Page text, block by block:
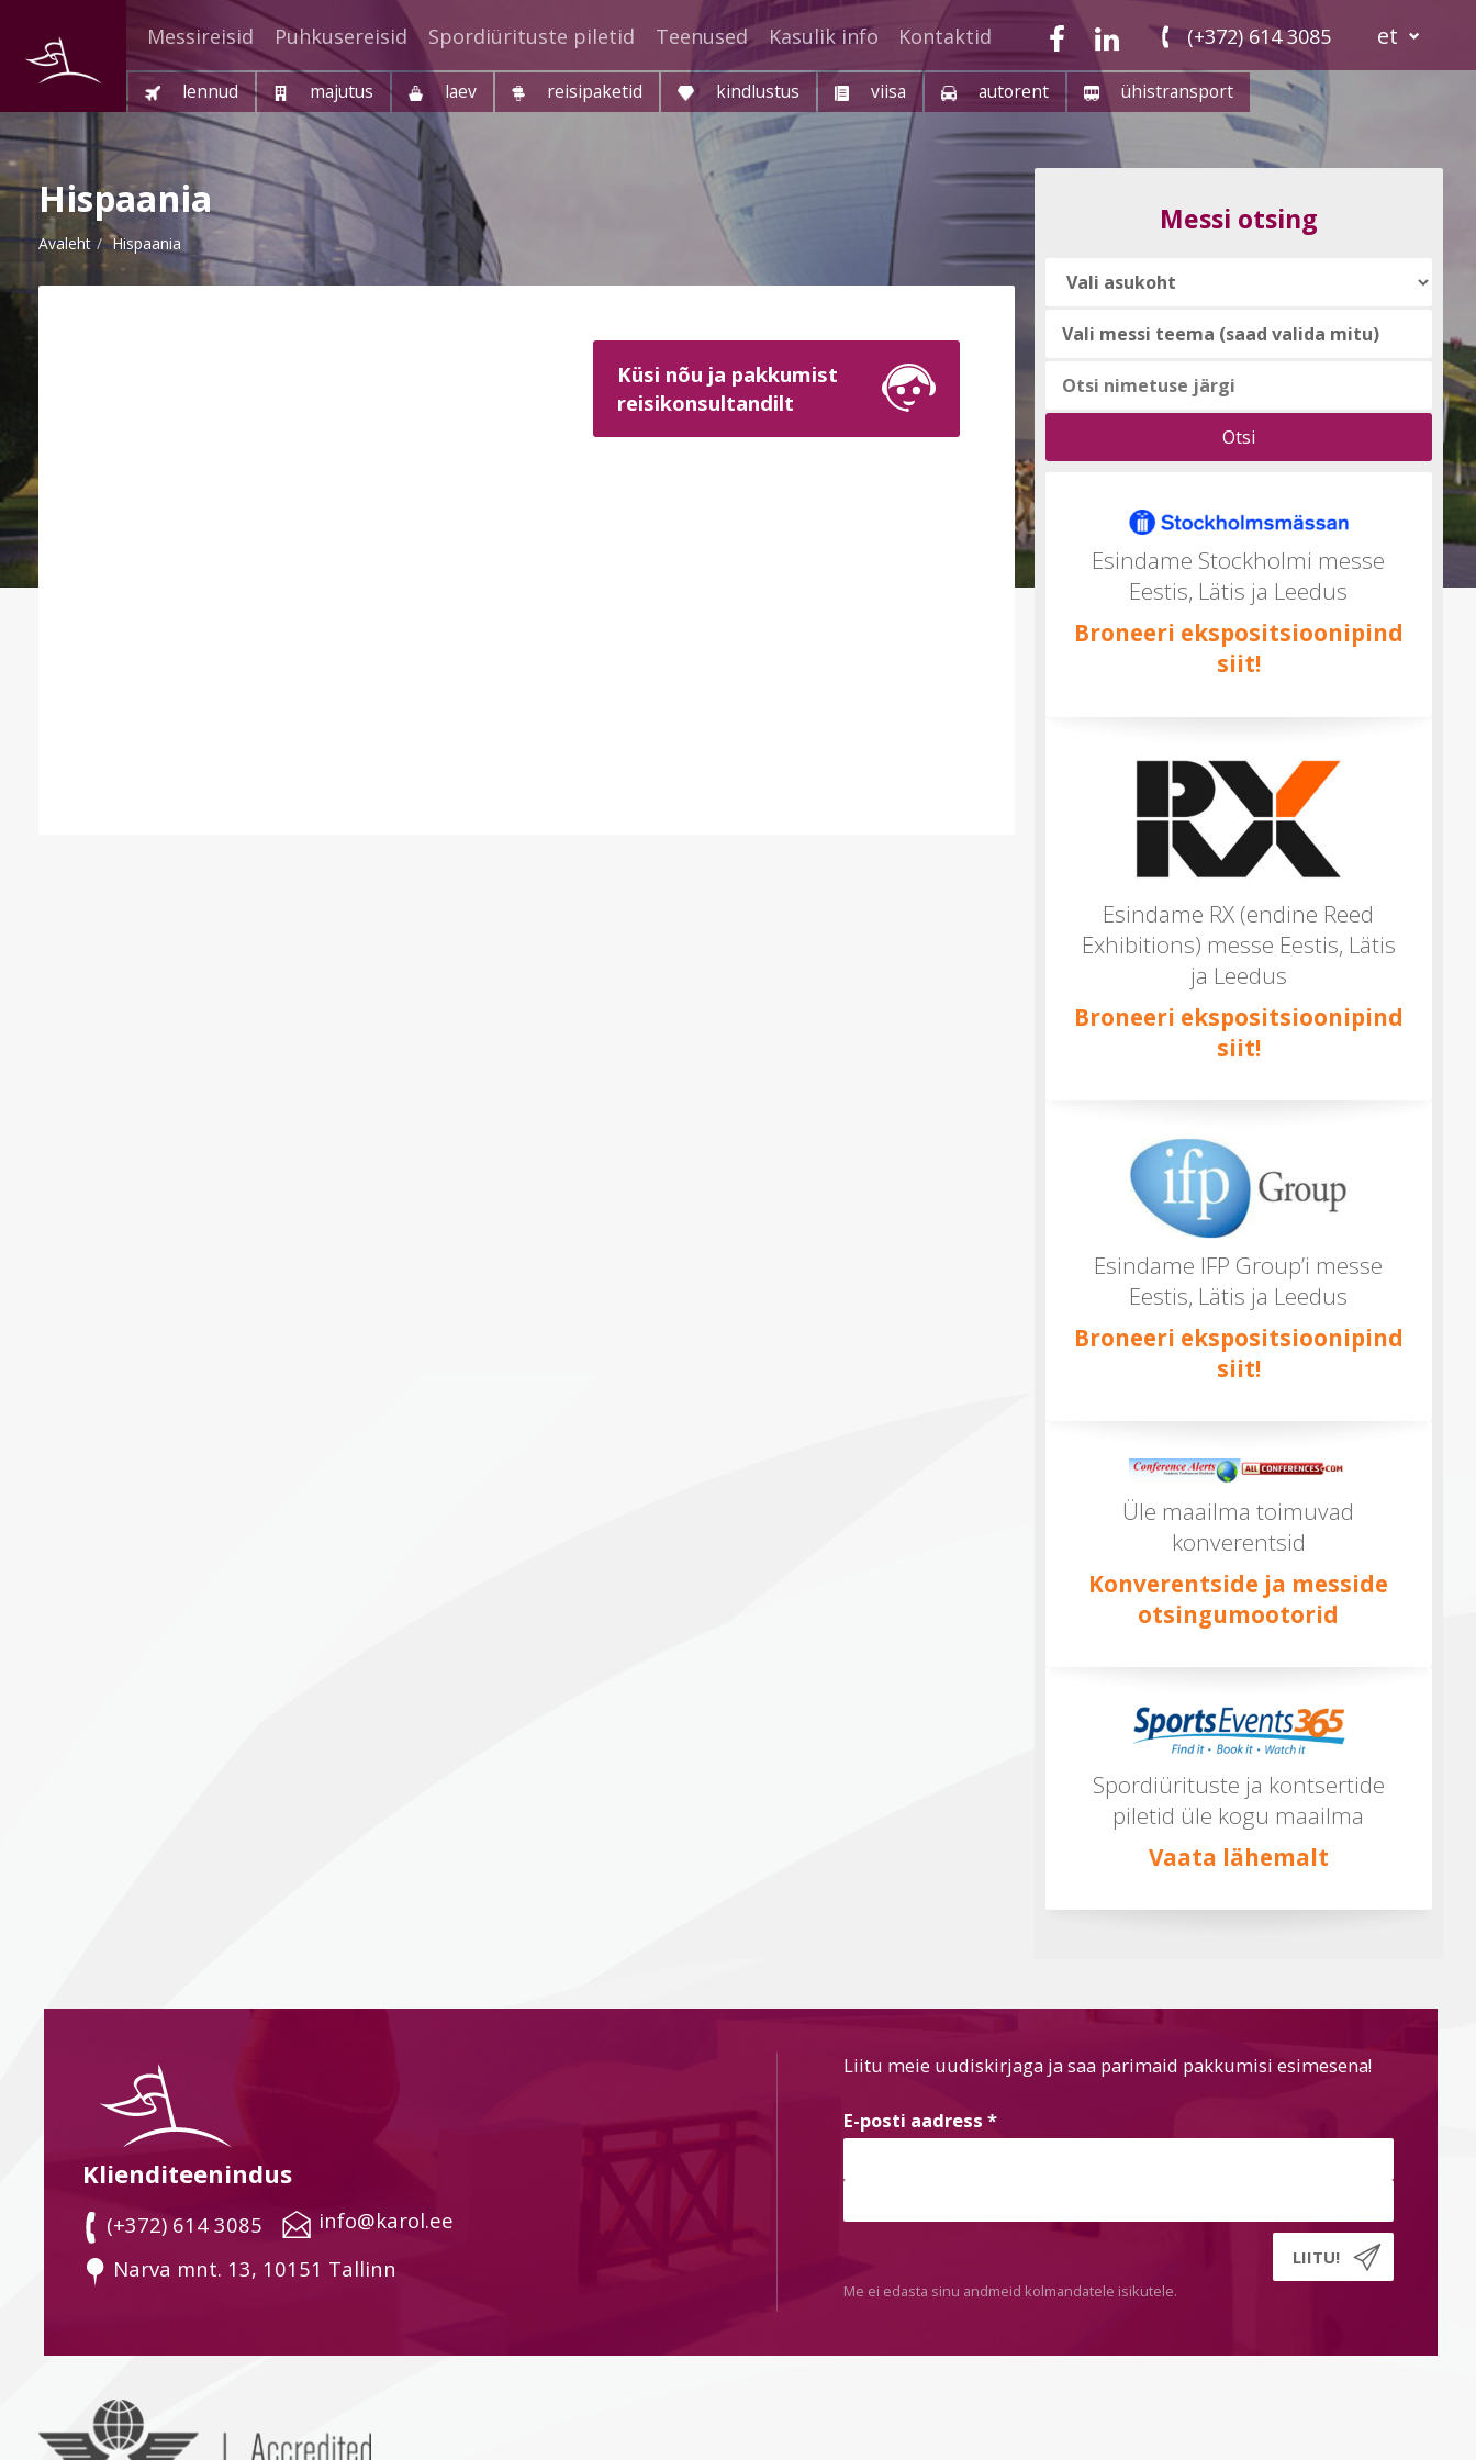
(+372) 614 3085 et
Messireisid Puhkusereisid Spordiürituste piletid Teenused Kasulik info Kontaktid
lennud majutus laev reisipaketid kindlustus viisa autorent ühistransport
Hispaania
Avaleht Hispaania
Küsi nõu ja pakkumist
reisikonsultandilt
Messi otsing
Vali
teema
Esindame Stockholmi messe
Eestis, Lätis ja Leedus
Broneeri ekspositsioonipind
siit!
Esindame RX (endine Reed
Exhibitions) messe Eestis, Lätis
ja Leedus
Broneeri ekspositsioonipind
siit!
Esindame IFP Group’i messe
Eestis, Lätis ja Leedus
Broneeri ekspositsioonipind
siit!
Üle maailma toimuvad
konverentsid
Konverentside ja messide
otsingumootorid
Spordiürituste ja kontsertide
piletid üle kogu maailma
Vaata lähemalt
Klienditeenindus
(+372) 614 3085
info@karol.ee
Narva mnt. 13, 10151 Tallinn
Liitu meie uudiskirjaga ja saa parimaid pakkumisi esimesena!
E-posti aadress *
Me ei edasta sinu andmeid kolmandatele isikutele.